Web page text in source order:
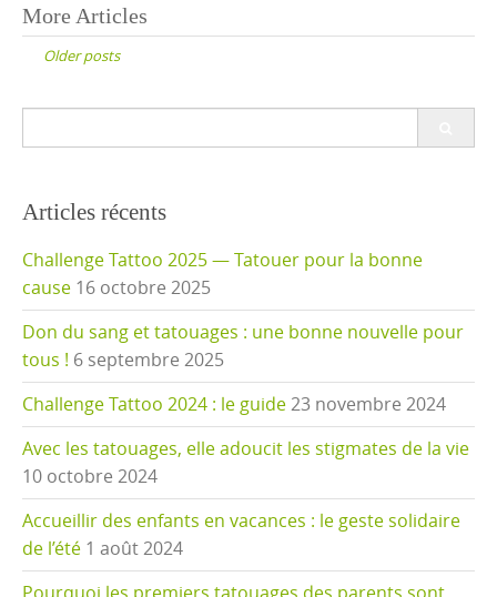
Posts
navigation
More Articles
Older posts
Articles récents
Challenge Tattoo 2025 — Tatouer pour la bonne
cause 16 octobre 2025
Don du sang et tatouages : une bonne nouvelle pour
tous ! 6 septembre 2025
Challenge Tattoo 2024 : le guide23 novembre 2024
Avec les tatouages, elle adoucit les stigmates de la vie
10 octobre 2024
Accueillir des enfants en vacances : le geste solidaire
de l’été 1 août 2024